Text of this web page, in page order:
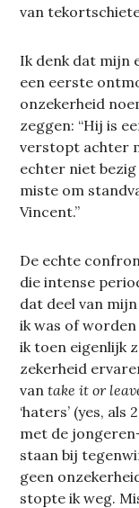
van
Ik denk dat mijn
een eerste
onzekerheid
zeggen: “Hij is
verstopt achter
echter niet
miste om
Vincent.”
De echte
die intense
dat deel van
ik was of
ik toen eigenlijk
zekerheid
vantake it or
‘haters’ (yes,
met de
staan bij
geen
stopte ik weg.